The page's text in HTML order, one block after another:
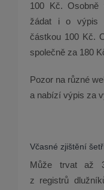
100 Kč. Osobně
žádat i o výpis
částkou 100 Kč.
společně za 180
Pozor na různé
a nabízí výpis za
Včasné zjištění
Může trvat až
z registrů